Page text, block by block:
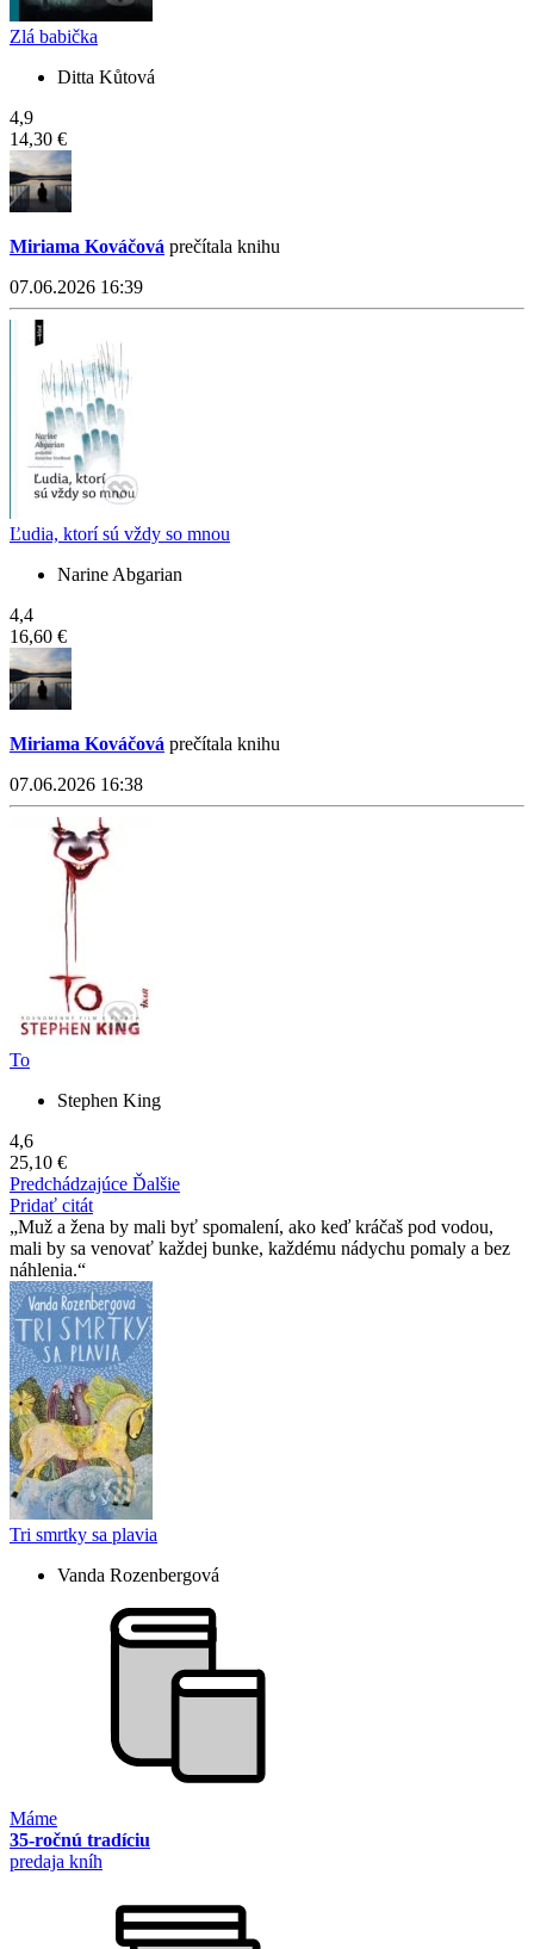
Zlá babička
Ditta Kůtová
4,9
14,30 €
Miriama Kováčová prečítala knihu
07.06.2026 16:39
Ľudia, ktorí sú vždy so mnou
Narine Abgarian
4,4
16,60 €
Miriama Kováčová prečítala knihu
07.06.2026 16:38
To
Stephen King
4,6
25,10 €
Predchádzajúce Ďalšie
Pridať citát
Muž a žena by mali byť spomalení, ako keď kráčaš pod vodou,
mali by sa venovať každej bunke, každému nádychu pomaly a bez
náhlenia.
Tri smrtky sa plavia
Vanda Rozenbergová
Máme
35-ročnú tradíciu
predaja kníh